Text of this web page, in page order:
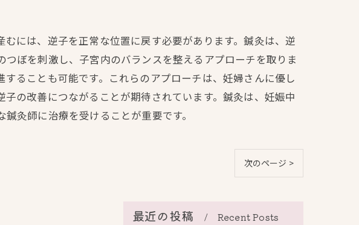
には、逆子を正常な位置に戻す必要があります。鍼灸は、逆
ぼを刺激し、子宮内のバランスを整えるアプローチを取りま
ることも可能です。これらのアプローチは、妊婦さんに優し
の改善につながることが期待されています。鍼灸は、妊娠中
灸師に治療を受けることが重要です。
次のページ >
最近の投稿 Recent Posts